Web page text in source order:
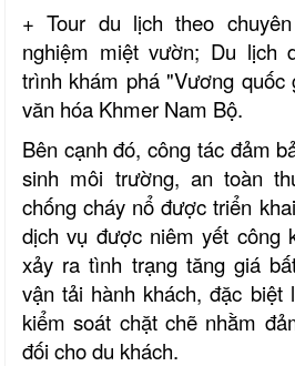
+ Tour du lịch theo
nghiệm miệt vườn; Du lịch
trình khám phá "Vương quốc
văn hóa Khmer Nam Bộ.
Bên cạnh đó, công tác đảm
sinh môi trường, an toàn
chống cháy nổ được triển
dịch vụ được niêm yết công
xảy ra tình trạng tăng giá
vận tải hành khách, đặc biệt
kiểm soát chặt chẽ nhằm
đối cho du khách.